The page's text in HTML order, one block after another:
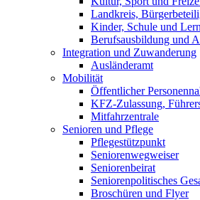
Landkreis,
Kinder, Schule und
Berufsausbildung und
Integration und Zuwanderung
Ausländeramt
Mobilität
Öffentlicher
KFZ-Zulassung,
Mitfahrzentrale
Senioren und Pflege
Pflegestützpunkt
Seniorenwegweiser
Seniorenbeirat
Seniorenpolitisches
Broschüren und Flyer